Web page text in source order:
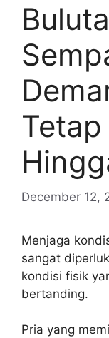
December 12,
Menjaga
sangat
kondisi fisik
bertanding.
Pria yang